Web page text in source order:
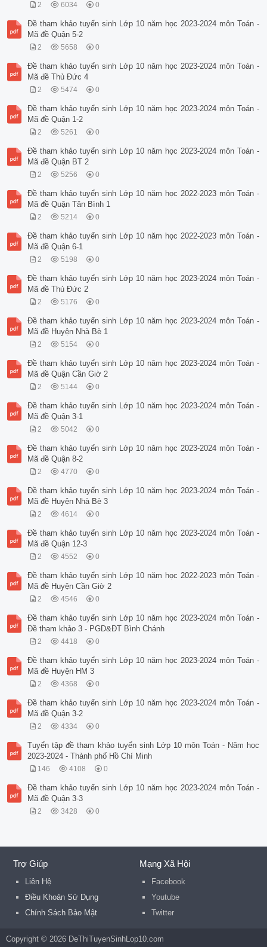
2 6034 0
Đề tham khảo tuyển sinh Lớp 10 năm học 2023-2024 môn Toán -
Mã đề Quận 5-2
2 5658 0
Đề tham khảo tuyển sinh Lớp 10 năm học 2023-2024 môn Toán -
Mã đề Thủ Đức 4
2 5474 0
Đề tham khảo tuyển sinh Lớp 10 năm học 2023-2024 môn Toán -
Mã đề Quận 1-2
2 5261 0
Đề tham khảo tuyển sinh Lớp 10 năm học 2023-2024 môn Toán -
Mã đề Quận BT 2
2 5256 0
Đề tham khảo tuyển sinh Lớp 10 năm học 2022-2023 môn Toán -
Mã đề Quận Tân Bình 1
2 5214 0
Đề tham khảo tuyển sinh Lớp 10 năm học 2022-2023 môn Toán -
Mã đề Quận 6-1
2 5198 0
Đề tham khảo tuyển sinh Lớp 10 năm học 2023-2024 môn Toán -
Mã đề Thủ Đức 2
2 5176 0
Đề tham khảo tuyển sinh Lớp 10 năm học 2023-2024 môn Toán -
Mã đề Huyện Nhà Bè 1
2 5154 0
Đề tham khảo tuyển sinh Lớp 10 năm học 2023-2024 môn Toán -
Mã đề Quận Cần Giờ 2
2 5144 0
Đề tham khảo tuyển sinh Lớp 10 năm học 2023-2024 môn Toán -
Mã đề Quận 3-1
2 5042 0
Đề tham khảo tuyển sinh Lớp 10 năm học 2023-2024 môn Toán -
Mã đề Quận 8-2
2 4770 0
Đề tham khảo tuyển sinh Lớp 10 năm học 2023-2024 môn Toán -
Mã đề Huyện Nhà Bè 3
2 4614 0
Đề tham khảo tuyển sinh Lớp 10 năm học 2023-2024 môn Toán -
Mã đề Quận 12-3
2 4552 0
Đề tham khảo tuyển sinh Lớp 10 năm học 2022-2023 môn Toán -
Mã đề Huyện Cần Giờ 2
2 4546 0
Đề tham khảo tuyển sinh Lớp 10 năm học 2023-2024 môn Toán -
Đề tham khảo 3 - PGD&ĐT Bình Chánh
2 4418 0
Đề tham khảo tuyển sinh Lớp 10 năm học 2023-2024 môn Toán -
Mã đề Huyện HM 3
2 4368 0
Đề tham khảo tuyển sinh Lớp 10 năm học 2023-2024 môn Toán -
Mã đề Quận 3-2
2 4334 0
Tuyển tập đề tham khảo tuyển sinh Lớp 10 môn Toán - Năm học
2023-2024 - Thành phố Hồ Chí Minh
146 4108 0
Đề tham khảo tuyển sinh Lớp 10 năm học 2023-2024 môn Toán -
Mã đề Quận 3-3
2 3428 0
Trợ Giúp
Liên Hệ
Điều Khoản Sử Dụng
Chính Sách Bảo Mật
Mạng Xã Hội
Facebook
Youtube
Twitter
Copyright © 2026 DeThiTuyenSinhLop10.com